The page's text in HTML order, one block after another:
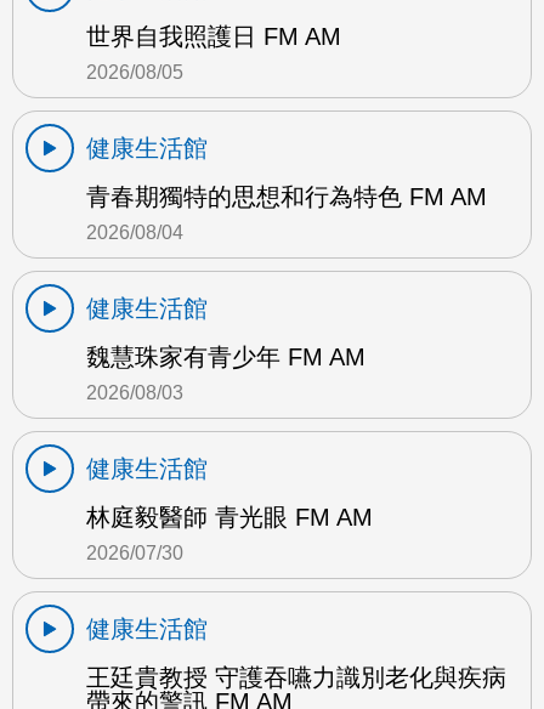
世界自我照護日 FM AM
2026/08/05
健康生活館
青春期獨特的思想和行為特色 FM AM
2026/08/04
健康生活館
魏慧珠家有青少年 FM AM
2026/08/03
健康生活館
林庭毅醫師 青光眼 FM AM
2026/07/30
健康生活館
王廷貴教授 守護吞嚥力識別老化與疾病
帶來的警訊 FM AM